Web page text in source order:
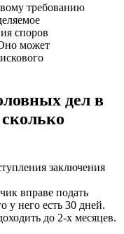
требованию
споров
может
дел в
заключения
вправе подать
у него есть 30 дней.
до 2-х месяцев.